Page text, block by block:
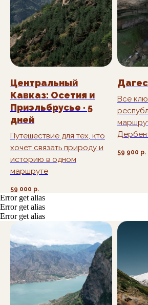
Центральный
Кавказ: Осетия и
Приэльбрусье · 5
дней
Путешествие для тех, кто
хочет связать природу и
историю в одном
маршруте
59 000 р.
Все
59 900 р.
Error get alias
Error get alias
Error get alias
Или напишите нам
самостоятельно
+7
Я соглашаюсь сполитикой
конфиденциальности
ПОДОБРАТЬ ТУР ПОД МОЙ ГРАФИК
Личноотвечаю
качество
нашего тура